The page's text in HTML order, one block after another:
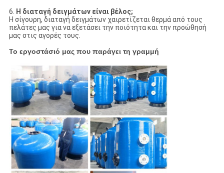
6.
Η διαταγή δειγμάτων είναι βέλος;
Η σίγουρη, διαταγή δειγμάτων χαιρετίζεται θερμά από τους
πελάτες μας για να εξετάσει την ποιότητα και την προώθησή
μας στις αγορές τους.
Το εργοστάσιό μας που παράγει τη γραμμή